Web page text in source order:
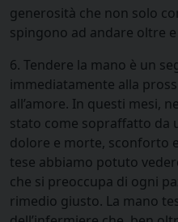
generosità che non solo
spingono ad andare oltre
6. Tendere la mano è un
immediatamente alla
all’amore. In questi mesi,
stato come sopraffatto da
dolore e morte, sconforto
tese abbiamo potuto
che si preoccupa di ogni
rimedio giusto. La mano